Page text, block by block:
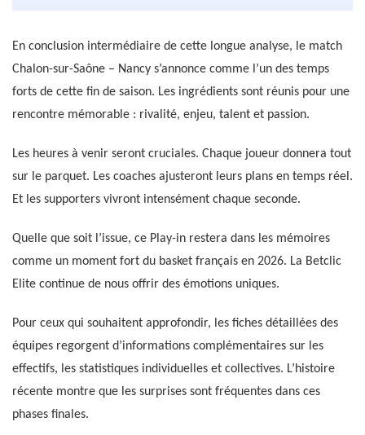
En conclusion intermédiaire de cette longue analyse, le match
Chalon-sur-Saône – Nancy s’annonce comme l’un des temps
forts de cette fin de saison. Les ingrédients sont réunis pour une
rencontre mémorable : rivalité, enjeu, talent et passion.
Les heures à venir seront cruciales. Chaque joueur donnera tout
sur le parquet. Les coaches ajusteront leurs plans en temps réel.
Et les supporters vivront intensément chaque seconde.
Quelle que soit l’issue, ce Play-in restera dans les mémoires
comme un moment fort du basket français en 2026. La Betclic
Elite continue de nous offrir des émotions uniques.
Pour ceux qui souhaitent approfondir, les fiches détaillées des
équipes regorgent d’informations complémentaires sur les
effectifs, les statistiques individuelles et collectives. L’histoire
récente montre que les surprises sont fréquentes dans ces
phases finales.